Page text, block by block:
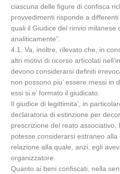
ciascuna delle figure di confisca
provvedimenti risponde a
quali il Giudice del rinvio milanese
analiticamente”.
4.1. Va, inoltre, rilevato che, in
altri motivi di ricorso articolati
devono considerarsi definiti
non possono piu’ essere messi in
essi si e’ formato il giudicato.
Il giudice di legittimita’, in
declaratoria di estinzione per
prescrizione del reato associativo,
potesse considerarsi estraneo
relazione alla quale, anzi, egli
organizzatore.
Quanto ai beni confiscati, nella